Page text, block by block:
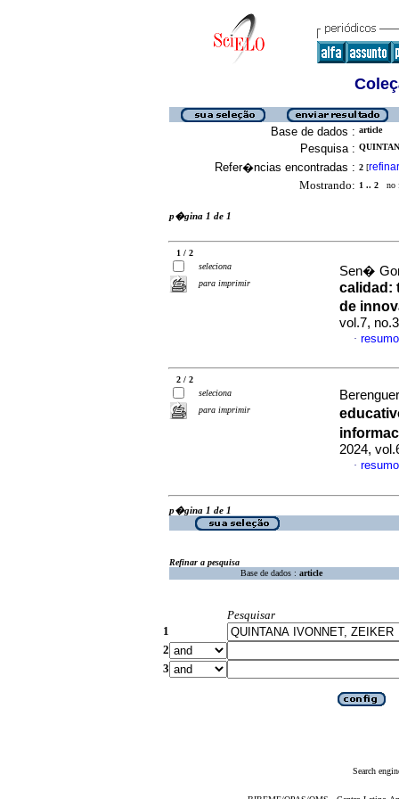
Base de dados : article
Pesquisa :
Refer�ncias encontradas : 2 [refinar
Mostrando: 1 .. 2 no
p�gina 1 de 1
1 / 2
seleciona
para imprimir
Sen�
calidad:
de
vol.7,
·
2 / 2
seleciona
para imprimir
2024,
·
p�gina 1 de 1
Refinar a pesquisa
Base de dados : article
Pesquisar
1
2
3
Search